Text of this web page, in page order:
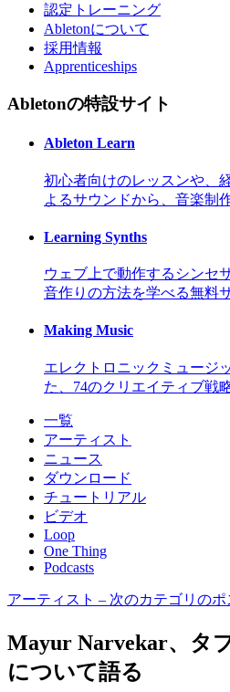
認定トレーニング
Abletonについて
採用情報
Apprenticeships
Abletonの特設サイト
Ableton Learn
初心者向けのレッスンや、
よるサウンドから、音楽制
Learning Synths
ウェブ上で動作するシンセ
音作りの方法を学べる無料
Making Music
エレクトロニックミュージ
た、74のクリエイティブ戦
一覧
アーティスト
ニュース
ダウンロード
チュートリアル
ビデオ
Loop
One Thing
Podcasts
アーティスト – 次のカテゴリの
Mayur Narvekar、タ
について語る